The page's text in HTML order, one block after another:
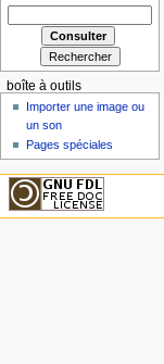
boîte à outils
Importer une image ou
un son
Pages spéciales